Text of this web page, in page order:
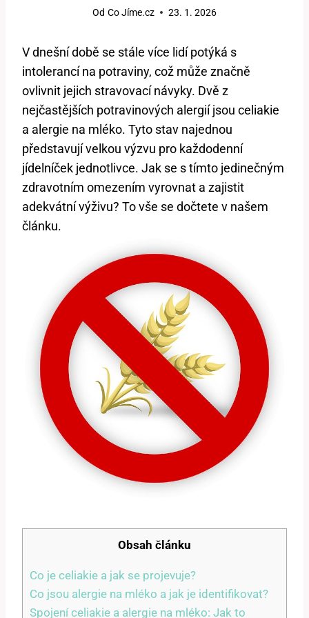
Od Co Jíme.cz 23. 1. 2026
V dnešní době se stále více lidí potýká s
intolerancí na potraviny, což může značně
ovlivnit jejich stravovací návyky. Dvě z
nejčastějších potravinových alergií jsou celiakie
a alergie na mléko. Tyto stav najednou
představují velkou výzvu pro každodenní
jídelníček jednotlivce. Jak se s tímto jedinečným
zdravotním omezením vyrovnat a zajistit
adekvátní výživu? To vše se dočtete v našem
článku.
Obsah článku
Co je celiakie a jak se projevuje?
Co jsou alergie na mléko a jak je identifikovat?
Spojení celiakie a alergie na mléko: Jak to